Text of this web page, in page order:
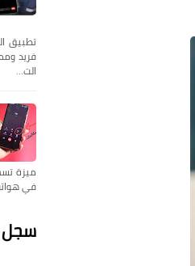
تطبيق
فريد
الت…
ميزة
في
سجل